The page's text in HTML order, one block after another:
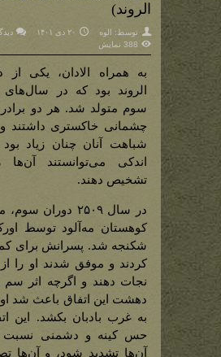
الروند)
توسط: الوه ۲۰ دی ۱۴۰۱
388 نمایش
به همراه الادان، یکی از
الروند بود که در سال‌های
سوم متولد شد. هر دو
چشمانی خاکستری داشتند
شباهت آنان چنان زیاد
اندکی می‌توانستند آن‌ها
تشخیص دهند.
در سال ۲۵۰۹ دوران
کوهستان مه‌آلود توسط
شکنجه شد. پسرانش برای
کردند و موفق شدند او را
نجات دهند و اگرچه اثر سم
دهشت این اتفاق باعث شد او
به غرب بادبان بکشد. این
حس کینه و دشمنی نسبت
آن‌ها تشدید شود، و آن‌ها